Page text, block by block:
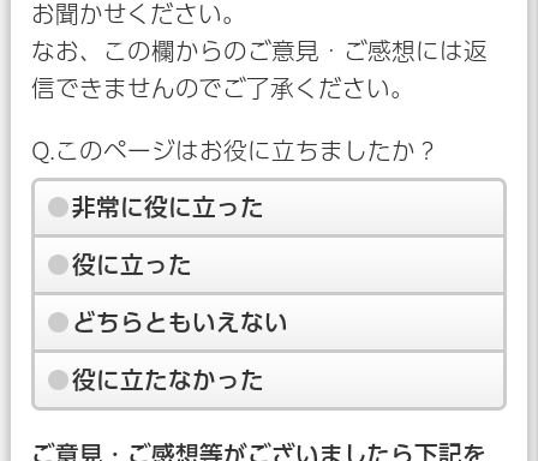
お聞かせください。
なお、この欄からのご意見・ご感想には返
信できませんのでご了承ください。
Q.このページはお役に立ちましたか？
非常に役に立った
役に立った
どちらともいえない
役に立たなかった
ご意見・ご感想等がございましたら下記を